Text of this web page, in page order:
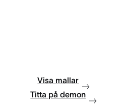
Visa mallar
Titta på demon